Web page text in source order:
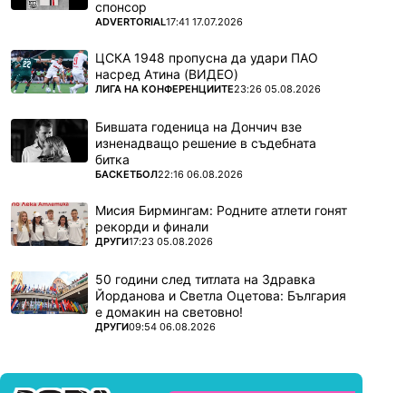
спонсор
ПОВЕЧЕ ОТ
ADVERTORIAL17:41 17.07.2026
ЦСКА 1948 пропусна да удари ПАО
насред Атина (ВИДЕО)
ПОВЕЧЕ ОТ
ЛИГА НА КОНФЕРЕНЦИИТЕ23:26 05.08.2026
Бившата годеница на Дончич взе
изненадващо решение в съдебната
битка
ПОВЕЧЕ ОТ
БАСКЕТБОЛ22:16 06.08.2026
Мисия Бирмингам: Родните атлети гонят
рекорди и финали
ПОВЕЧЕ ОТ
ДРУГИ17:23 05.08.2026
50 години след титлата на Здравка
Йорданова и Светла Оцетова: България
е домакин на световно!
ПОВЕЧЕ ОТ
ДРУГИ09:54 06.08.2026